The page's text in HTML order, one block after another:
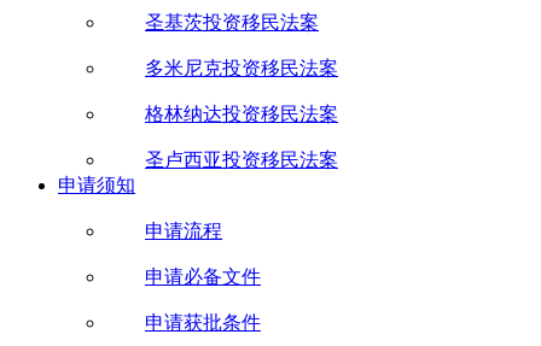
圣基茨投资移民法案
多米尼克投资移民法案
格林纳达投资移民法案
圣卢西亚投资移民法案
申请须知
申请流程
申请必备文件
申请获批条件